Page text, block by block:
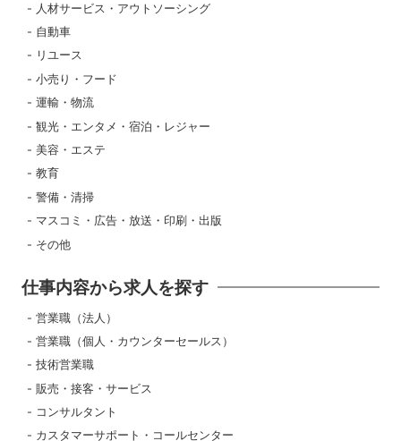
人材サービス・アウトソーシング
自動車
リユース
小売り・フード
運輸・物流
観光・エンタメ・宿泊・レジャー
美容・エステ
教育
警備・清掃
マスコミ・広告・放送・印刷・出版
その他
仕事内容から求人を探す
営業職（法人）
営業職（個人・カウンターセールス）
技術営業職
販売・接客・サービス
コンサルタント
カスタマーサポート・コールセンター